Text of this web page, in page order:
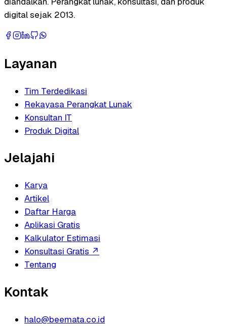
digital sejak 2013.
Layanan
Tim Terdedikasi
Rekayasa Perangkat Lunak
Konsultan IT
Produk Digital
Jelajahi
Karya
Artikel
Daftar Harga
Aplikasi Gratis
Kalkulator Estimasi
Konsultasi Gratis ↗
Tentang
Kontak
halo@beemata.co.id